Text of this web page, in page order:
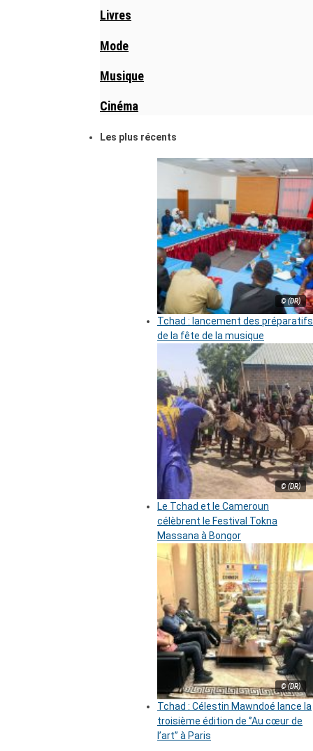
Livres
Mode
Musique
Cinéma
Les plus récents
© (DR)
Tchad : lancement des préparatifs
de la fête de la musique
© (DR)
Le Tchad et le Cameroun
célèbrent le Festival Tokna
Massana à Bongor
© (DR)
Tchad : Célestin Mawndoé lance la
troisième édition de ‘’Au cœur de
l’art’’ à Paris